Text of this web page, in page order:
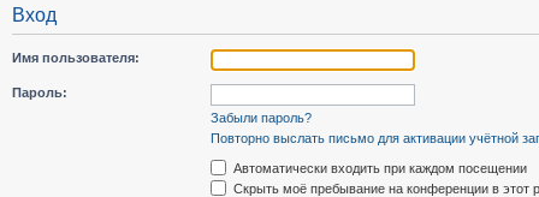
Вход
Имя пользователя:
Пароль:
Забыли пароль?
Повторно выслать письмо для активации учётной
Автоматически входить при каждом посещении
Скрыть моё пребывание на конференции в этот